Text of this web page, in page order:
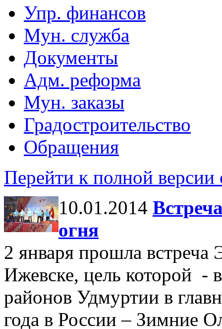
Упр. финансов
Мун. служба
Документы
Адм. реформа
Мун. заказы
Градостроительство
Обращения
Перейти к полной версии
10.01.2014
огня
2 января прошла
Ижевске, цель которой -
районов Удмуртии в
года в России – Зимние